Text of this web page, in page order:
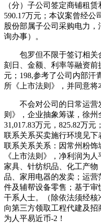
（分）子公司签定商铺租
590.17万元；本议案曾经
股份部属子公司采购电力
询办事）。
包罗但不限于签订相关
刻日、金额、利率等融资前
元；198,参考了公司内部汗
所《上市法则》，并同意将
不会对公司的日常运营
则》，企业抽象筹谋，徐
31,017.83万元，825.82万
联系关系买卖施行环境见下
联系关系关系：因常州粉
《上市法则》，净利润为人
家具、针纺织品、化工产物
品、家用电器的发卖；运
件及辅帮设备零售；基于
干系人士。（除依法须经
向第三方领取工程代建及
为人平易近币-2！